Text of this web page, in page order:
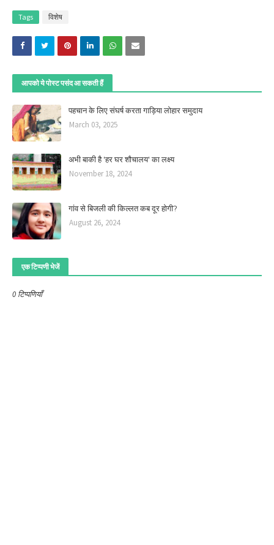
Tags विशेष
आपको ये पोस्ट पसंद आ सकती हैं
पहचान के लिए संघर्ष करता गाड़िया लोहार समुदाय
March 03, 2025
अभी बाकी है 'हर घर शौचालय' का लक्ष्य
November 18, 2024
गांव से बिजली की किल्लत कब दूर होगी?
August 26, 2024
एक टिप्पणी भेजें
0 टिप्पणियाँ